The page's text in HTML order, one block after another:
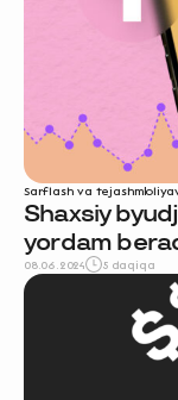
Sarflash va tejash
Shaxsiy
yordam
08.06.2024 5 daqiqa